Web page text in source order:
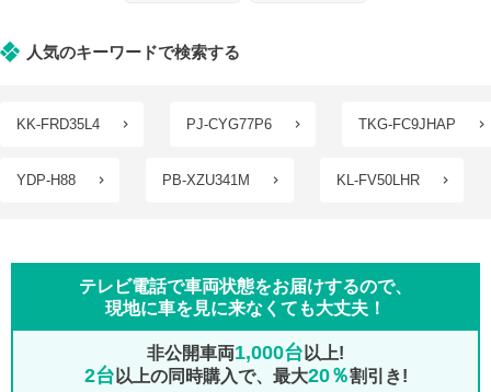
人気のキーワードで検索する
KK-FRD35L4 PJ-CYG77P6 TKG-FC9JHAP
YDP-H88 PB-XZU341M KL-FV50LHR
テレビ電話で車両状態をお届けするので、
現地に車を見に来なくても大丈夫！
非公開車両1,000台 以上!
2台 以上の同時購入で、最大20％割引き!